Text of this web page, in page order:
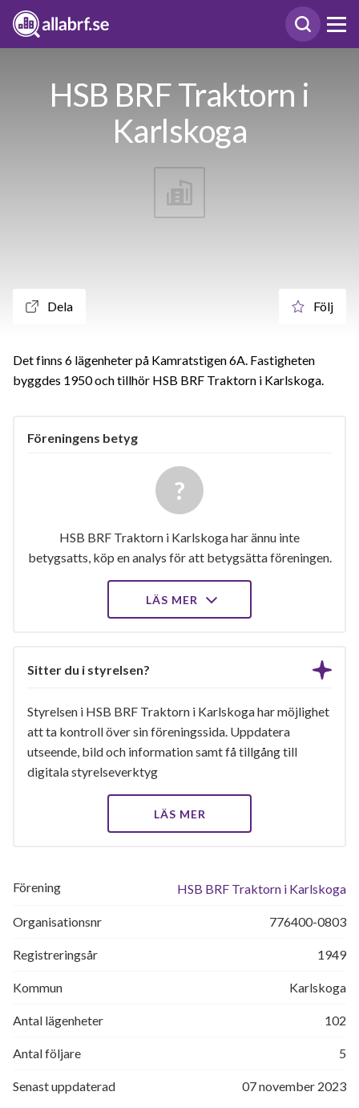
HSB BRF Traktorn i
Karlskoga
Dela Följ
Det finns 6 lägenheter på Kamratstigen 6A. Fastigheten
byggdes 1950 och tillhör HSB BRF Traktorn i Karlskoga.
Föreningens betyg
HSB BRF Traktorn i Karlskoga har ännu inte
betygsatts, köp en analys för att betygsätta föreningen.
LÄS MER
Sitter du i styrelsen?
Styrelsen i HSB BRF Traktorn i Karlskoga har möjlighet
att ta kontroll över sin föreningssida. Uppdatera
utseende, bild och information samt få tillgång till
digitala styrelseverktyg
LÄS MER
Förening HSB BRF Traktorn i Karlskoga
Organisationsnr 776400-0803
Registreringsår 1949
Kommun Karlskoga
Antal lägenheter 102
Antal följare 5
Senast uppdaterad 07 november 2023